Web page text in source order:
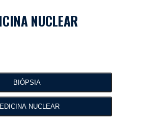
NUCLEAR​
BIÓPSIA
NUCLEAR​